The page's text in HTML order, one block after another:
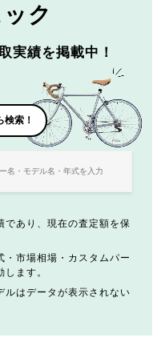
ク
実績を掲載中！
索！
であり、現在の査定額を保
・市場相場・カスタムパー
ます。
ルはデータが表示されない